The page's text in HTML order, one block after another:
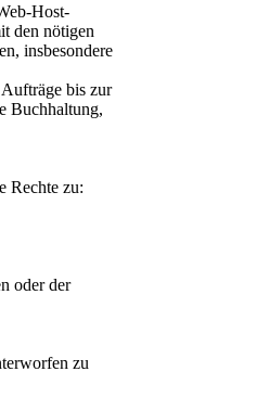
Host-
den nötigen
insbesondere
bis zur
Buchhaltung,
Rechte zu:
oder der
zu